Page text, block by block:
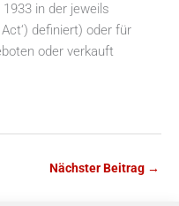
in der jeweils
definiert) oder für
oder verkauft
Nächster Beitrag →